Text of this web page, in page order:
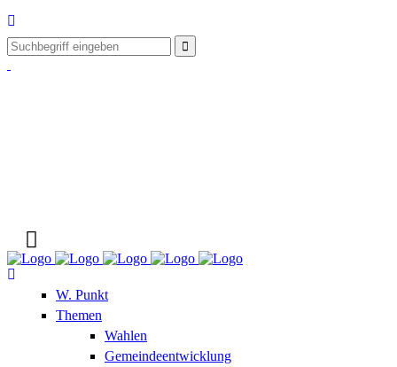
W. Punkt
Themen
Wahlen
Gemeindeentwicklung